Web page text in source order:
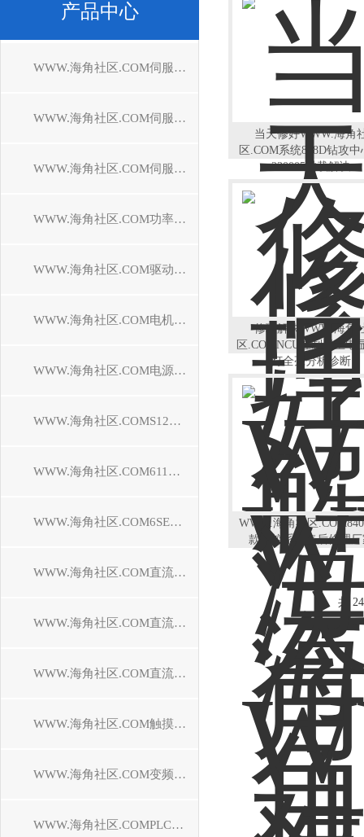
产品中心
WWW.海角社区.COM伺服驱动器维修
WWW.海角社区.COM伺服控制器维修
WWW.海角社区.COM伺服电机维修
WWW.海角社区.COM功率模块维修
WWW.海角社区.COM驱动模块维修
WWW.海角社区.COM电机模块维修
WWW.海角社区.COM电源模块维修
WWW.海角社区.COMS120驱动器维修
WWW.海角社区.COM611驱动器维修
WWW.海角社区.COM6SE70驱动器维修
WWW.海角社区.COM直流调速装置维修
WWW.海角社区.COM直流控制器维修
WWW.海角社区.COM直流驱动器维修
WWW.海角社区.COM触摸屏维修
WWW.海角社区.COM变频器维修
WWW.海角社区.COMPLC模块维修
当天修好WWW.海角
区.COM系统828D钻攻中
230005过载解决
修理解决WWW.海角
区.COMNCU控制器上电
灯全亮分析诊断
WWW.海角社区
款数控系统售后修理厂
共